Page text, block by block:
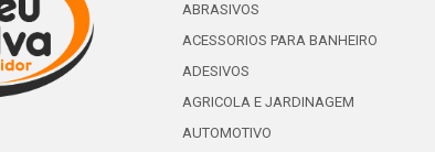
ABRASIVOS
ACESSORIOS PARA BANHEIRO
ADESIVOS
AGRICOLA E JARDINAGEM
AUTOMOTIVO